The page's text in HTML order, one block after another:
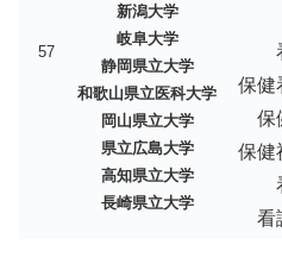
57
新潟大学
岐阜大学
静岡県立大学
和歌山県立医科大学
岡山県立大学
県立広島大学
高知県立大学
長崎県立大学
保健
保
保健
看